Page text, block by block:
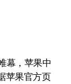
苹果官方页